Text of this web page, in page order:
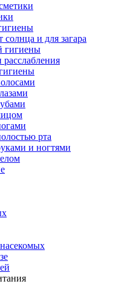
и для загара
гигиены
расслабления
рта
и ногтями